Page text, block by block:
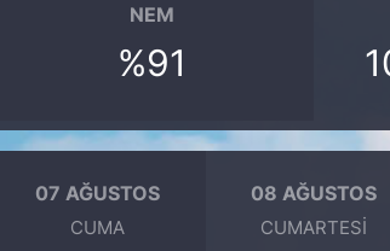
NEM
%91
07 AĞUSTOS
CUMA
08 AĞUSTOS
CUMARTESI